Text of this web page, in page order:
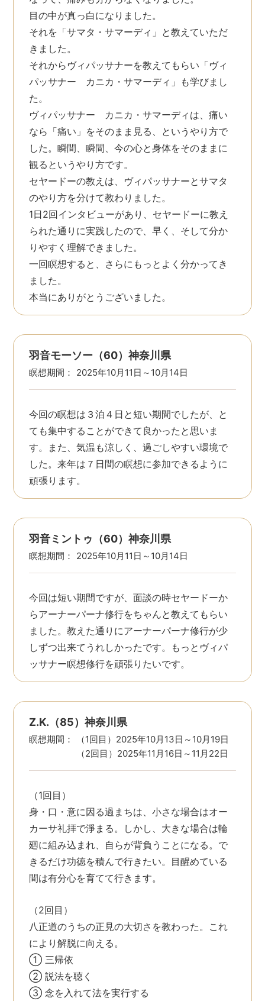
目の中が真っ白になりました。
それを「サマタ・サマーディ」と教えていただ
きました。
それからヴィパッサナーを教えてもらい「ヴィ
パッサナー カニカ・サマーディ」も学びまし
た。
ヴィパッサナー カニカ・サマーディは、痛い
なら「痛い」をそのまま見る、というやり方で
した。瞬間、瞬間、今の心と身体をそのままに
観るというやり方です。
セヤードーの教えは、ヴィパッサナーとサマタ
のやり方を分けて教わりました。
1日2回インタビューがあり、セヤードーに教え
られた通りに実践したので、早く、そして分か
りやすく理解できました。
一回瞑想すると、さらにもっとよく分かってき
ました。
本当にありがとうございました。
羽音モーソー（60）神奈川県
瞑想期間： 2025年10月11日～10月14日
今回の瞑想は３泊４日と短い期間でしたが、と
ても集中することができて良かったと思いま
す。また、気温も涼しく、過ごしやすい環境で
した。来年は７日間の瞑想に参加できるように
頑張ります。
羽音ミントゥ（60）神奈川県
瞑想期間： 2025年10月11日～10月14日
今回は短い期間ですが、面談の時セヤードーか
らアーナーパーナ修行をちゃんと教えてもらい
ました。教えた通りにアーナーパーナ修行が少
しずつ出来てうれしかったです。もっとヴィパ
ッサナー瞑想修行を頑張りたいです。
Z.K.（85）神奈川県
瞑想期間：
（1回目）2025年10月13日～10月19日
（2回目）2025年11月16日～11月22日
（1回目）
身・口・意に因る過まちは、小さな場合はオー
カーサ礼拝で淨まる。しかし、大きな場合は輪
廻に組み込まれ、自らが背負うことになる。で
きるだけ功徳を積んで行きたい。目醒めている
間は有分心を育てて行きます。
（2回目）
八正道のうちの正見の大切さを教わった。これ
により解脱に向える。
① 三帰依
② 説法を聴く
③ 念を入れて法を実行する